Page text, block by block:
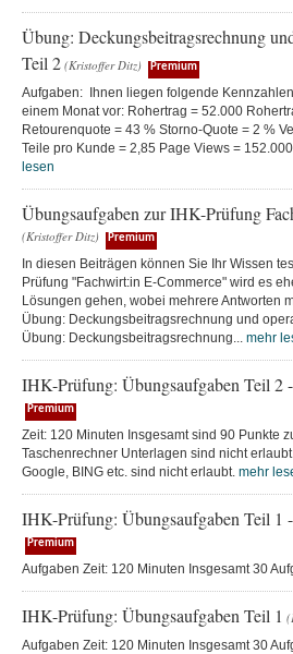
Übung: Deckungsbeitragsrechnung
Teil 2 (Kristoffer Ditz) Premium
Aufgaben: Ihnen liegen folgende
einem Monat vor: Rohertrag = 52.000
Retourenquote = 43 % Storno-Quote = 2 %
Teile pro Kunde = 2,85 Page Views =
lesen
Übungsaufgaben zur IHK-Prüfung
(Kristoffer Ditz) Premium
In diesen Beiträgen können Sie Ihr Wissen
Prüfung "Fachwirt:in E-Commerce" wird es
Lösungen gehen, wobei mehrere Antworten
Übung: Deckungsbeitragsrechnung und
Übung: Deckungsbeitragsrechnung... mehr
IHK-Prüfung: Übungsaufgaben Teil 2
Premium
Zeit: 120 Minuten Insgesamt sind 90 Punkte
Taschenrechner Unterlagen sind nicht
Google, BING etc. sind nicht erlaubt. mehr
IHK-Prüfung: Übungsaufgaben Teil 1
Premium
Aufgaben Zeit: 120 Minuten Insgesamt 30
IHK-Prüfung: Übungsaufgaben Teil 1
Aufgaben Zeit: 120 Minuten Insgesamt 30